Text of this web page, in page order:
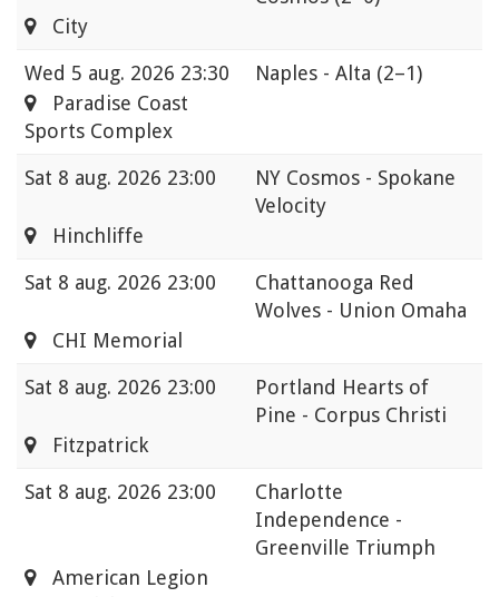
City
Wed 5 aug. 2026 23:30 Naples - Alta (2–1)
Paradise Coast
Sports Complex
Sat 8 aug. 2026 23:00
NY Cosmos - Spokane
Velocity
Hinchliffe
Sat 8 aug. 2026 23:00
Chattanooga Red
Wolves - Union Omaha
CHI Memorial
Sat 8 aug. 2026 23:00
Portland Hearts of
Pine - Corpus Christi
Fitzpatrick
Sat 8 aug. 2026 23:00
Charlotte
Independence -
Greenville Triumph
American Legion